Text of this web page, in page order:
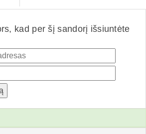
kad per šį sandorį išsiuntėte